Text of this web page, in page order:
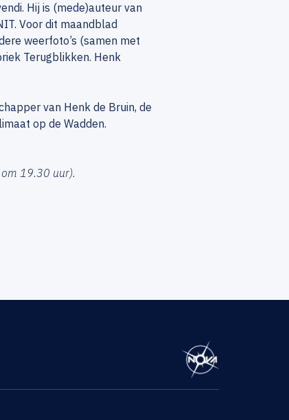
Hij is (mede)auteur van
Voor dit maandblad
weerfoto’s (samen met
Terugblikken. Henk
van Henk de Bruin, de
op de Wadden.
19.30 uur).